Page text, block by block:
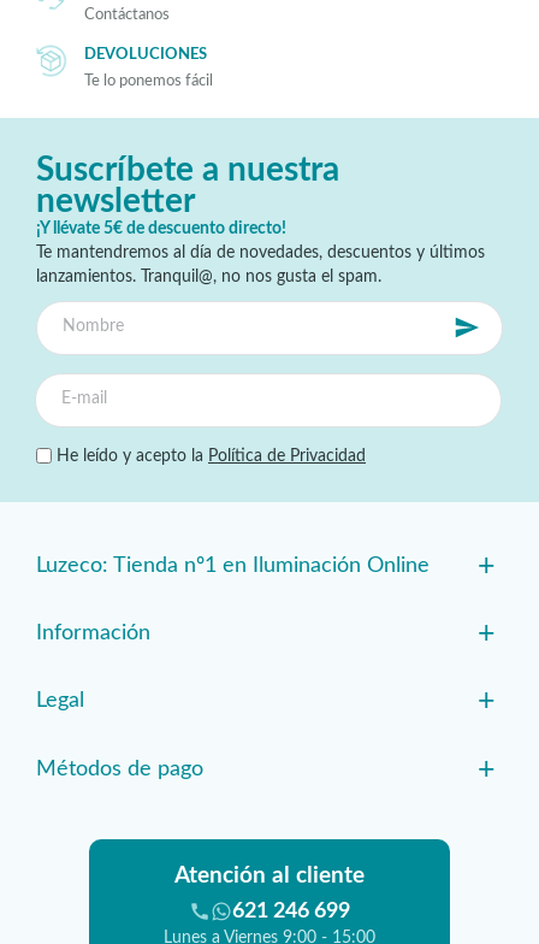
Contáctanos
DEVOLUCIONES
Te lo ponemos fácil
Suscríbete a nuestra
newsletter
¡Y llévate 5€ de descuento directo!
Te mantendremos al día de novedades, descuentos y últimos
lanzamientos. Tranquil@, no nos gusta el spam.
He leído y acepto la Política de Privacidad
Luzeco: Tienda nº1 en Iluminación Online +
Información +
Legal +
Métodos de pago +
Atención al cliente
621 246 699
Lunes a Viernes 9:00 - 15:00